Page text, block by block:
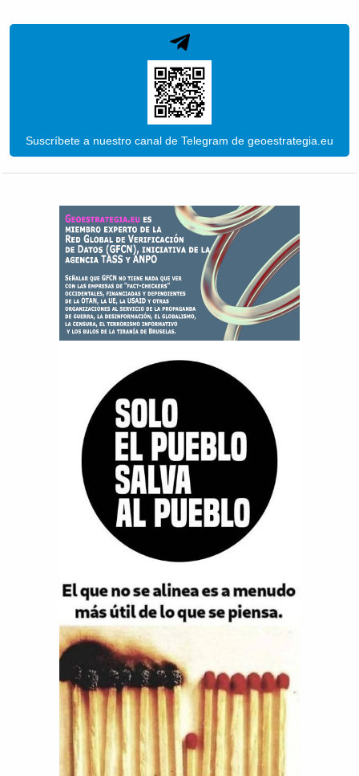
Suscríbete a nuestro canal de Telegram de geoestrategia.eu